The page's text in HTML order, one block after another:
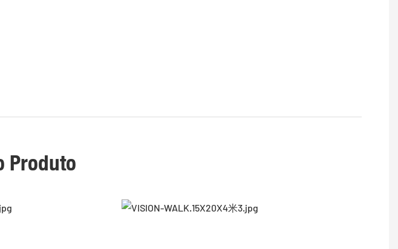
Produto